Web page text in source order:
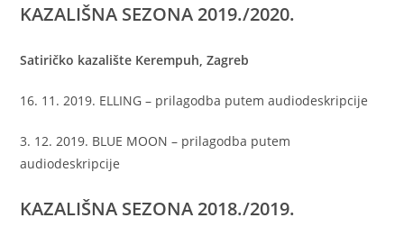
KAZALIŠNA SEZONA 2019./2020.
Satiričko kazalište Kerempuh, Zagreb
16. 11. 2019. ELLING – prilagodba putem audiodeskripcije
3. 12. 2019. BLUE MOON – prilagodba putem
audiodeskripcije
KAZALIŠNA SEZONA 2018./2019.